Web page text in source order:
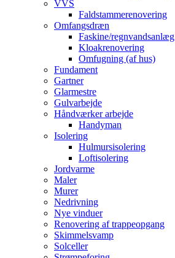
VVS
Faldstammerenovering
Omfangsdræn
Faskine/regnvandsanlæg
Kloakrenovering
Omfugning (af hus)
Fundament
Gartner
Glarmestre
Gulvarbejde
Håndværker arbejde
Handyman
Isolering
Hulmursisolering
Loftisolering
Jordvarme
Maler
Murer
Nedrivning
Nye vinduer
Renovering af trappeopgang
Skimmelsvamp
Solceller